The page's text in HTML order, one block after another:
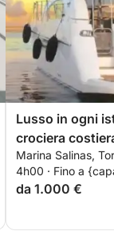
Lusso in ogni
crociera
Marina Salinas,
4h00 · Fino a
da 1.000 €